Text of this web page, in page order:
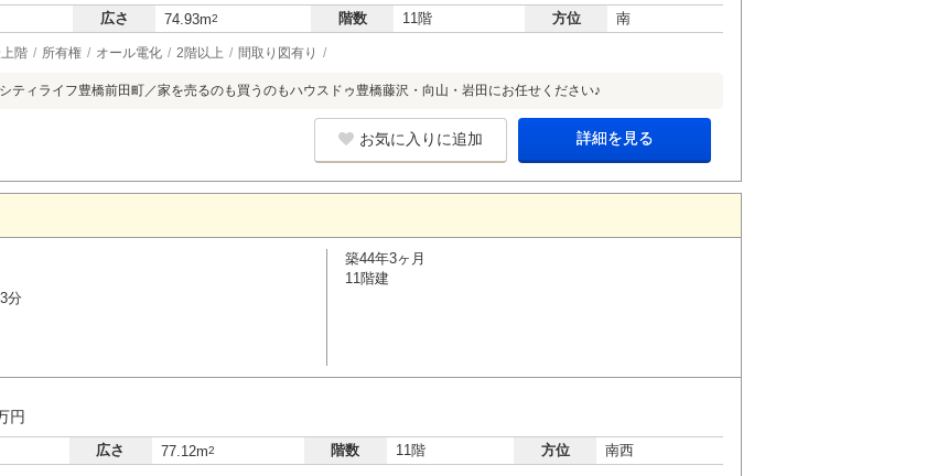
広さ 74.93m2 階数 11階 方位 南
階 所有権 オール電化 2階以上 間取り図有り
ティライフ豊橋前田町／家を売るのも買うのもハウスドゥ豊橋藤沢・向山・岩田にお任せください♪
お気に入りに追加 詳細を見る
分
築44年3ヶ月
11階建
円
広さ 77.12m2 階数 11階 方位 南西